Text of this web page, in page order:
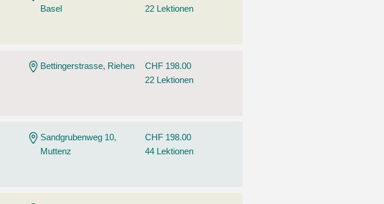
Basel
22 Lektionen
Bettingerstrasse, Riehen
CHF 198.00
22 Lektionen
Sandgrubenweg 10,
Muttenz
CHF 198.00
44 Lektionen